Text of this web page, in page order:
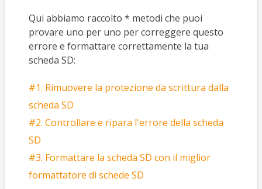
Qui abbiamo raccolto * metodi che puoi
provare uno per uno per correggere questo
errore e formattare correttamente la tua
scheda SD:
#1. Rimuovere la protezione da scrittura dalla
scheda SD
#2. Controllare e ripara l'errore della scheda
SD
#3. Formattare la scheda SD con il miglior
formattatore di schede SD